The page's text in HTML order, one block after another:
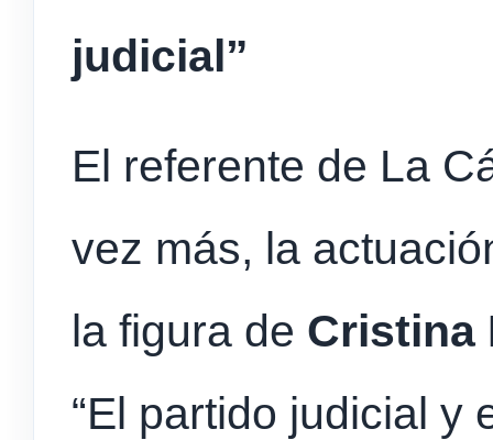
judicial”
El referente de La
vez más, la
la figura de Cristina
“El partido judicial y